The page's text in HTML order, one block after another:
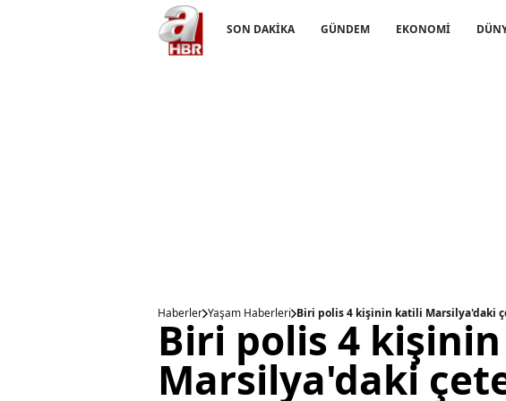
SON DAKİKA GÜNDEM EKONOMİ
Haberler Yaşam Haberleri Biri polis 4 kişinin katili Marsilya'daki
Biri polis 4
Marsilya'daki